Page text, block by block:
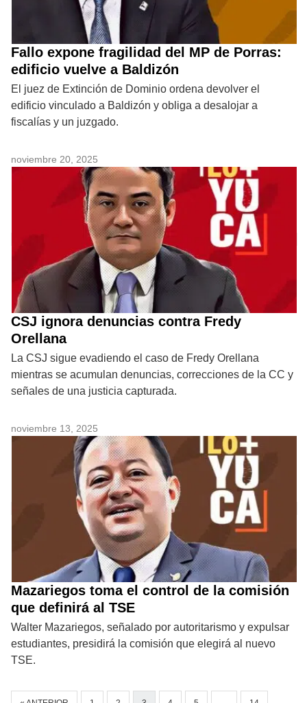
Fallo expone fragilidad del MP de Porras:
edificio vuelve a Baldizón
El juez de Extinción de Dominio ordena devolver el
edificio vinculado a Baldizón y obliga a desalojar a
fiscalías y un juzgado.
noviembre 20, 2025
CSJ ignora denuncias contra Fredy
Orellana
La CSJ sigue evadiendo el caso de Fredy Orellana
mientras se acumulan denuncias, correcciones de la CC y
señales de una justicia capturada.
noviembre 13, 2025
Mazariegos toma el control de la comisión
que definirá al TSE
Walter Mazariegos, señalado por autoritarismo y expulsar
estudiantes, presidirá la comisión que elegirá al nuevo
TSE.